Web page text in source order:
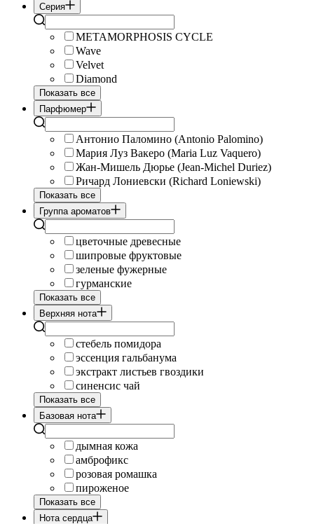
Серия
METAMORPHOSIS CYCLE
Wave
Velvet
Diamond
Показать все
Парфюмер
Антонио Паломино (Antonio Palomino)
Мария Луз Вакеро (Maria Luz Vaquero)
Жан-Мишель Дюрье (Jean-Michel Duriez)
Ричард Лониевски (Richard Loniewski)
Показать все
Группа ароматов
цветочные древесные
шипровые фруктовые
зеленые фужерные
гурманские
Показать все
Верхняя нота
стебель помидора
эссенция гальбанума
экстракт листьев гвоздики
синенсис чай
Показать все
Базовая нота
дымная кожа
амброфикс
розовая ромашка
пироженое
Показать все
Нота сердца